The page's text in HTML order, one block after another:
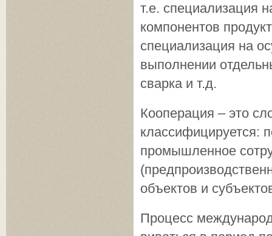
т.е. специализация
компонентов
специализация на
выполнении
сварка и т.д.
Кооперация – это
классифицируется:
промышленное
объектов и
Процесс